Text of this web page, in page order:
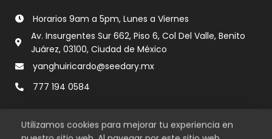
Horarios 9am a 5pm, Lunes a Viernes
Av. Insurgentes Sur 662, Piso 6, Col Del Valle, Benito
Juárez, 03100, Ciudad de México
yanghuiricardo@seedary.mx
777 194 0584
Utilizamos cookies para mejorar tu experiencia en